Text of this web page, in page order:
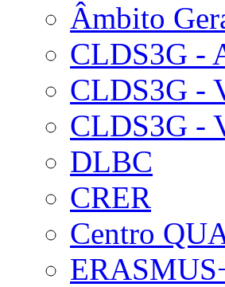
Âmbito
CLDS3G -
CLDS3G -
CLDS3G -
DLBC
CRER
Centro